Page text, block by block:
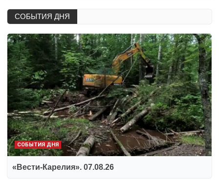
СОБЫТИЯ ДНЯ
СОБЫТИЯ ДНЯ
«Вести-Карелия». 07.08.26